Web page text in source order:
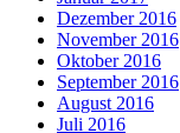
Dezember 2016
November 2016
Oktober 2016
September 2016
August 2016
Juli 2016